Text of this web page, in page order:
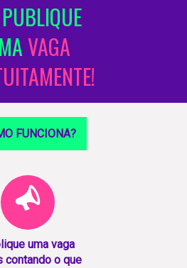
VAGA
FUNCIONA?
uma vaga
contando o que